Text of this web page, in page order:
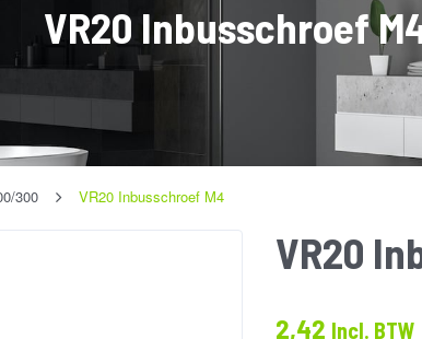
VR20 Inbusschroef
300 VR20 Inbusschroef M4
VR20
2,42 Incl. BTW